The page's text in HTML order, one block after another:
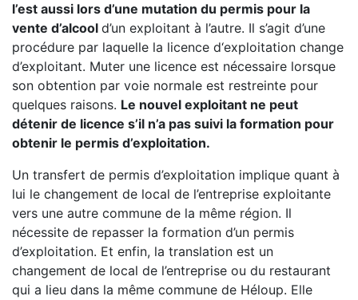
l’est aussi lors d’une mutation du permis pour la
vente d’alcool d’un exploitant à l’autre. Il s’agit d’une
procédure par laquelle la licence d‘exploitation change
d’exploitant. Muter une licence est nécessaire lorsque
son obtention par voie normale est restreinte pour
quelques raisons. Le nouvel exploitant ne peut
détenir de licence s’il n’a pas suivi la formation pour
obtenir le permis d’exploitation.
Un transfert de permis d’exploitation implique quant à
lui le changement de local de l’entreprise exploitante
vers une autre commune de la même région. Il
nécessite de repasser la formation d’un permis
d’exploitation. Et enfin, la translation est un
changement de local de l’entreprise ou du restaurant
qui a lieu dans la même commune de Héloup. Elle